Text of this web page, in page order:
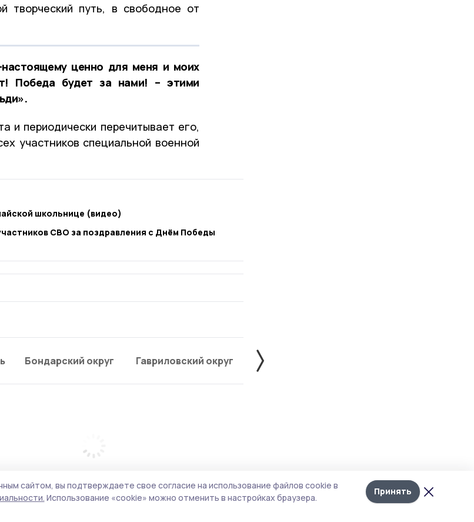
Лента
новостей
творческий путь, в свободное от
ценно для меня и моих
Победа будет за нами! – этими
и периодически перечитывает его,
участников специальной военной
школьнице (видео)
СВО за поздравления с Днём Победы
Бондарский округ Гавриловский округ Жердевский округ
сайтом, вы подтверждаете свое согласие на использование файлов cookie в
Использование «cookie» можно отменить в настройках браузера.
Принять